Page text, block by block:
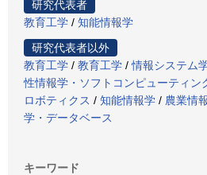
研究代表者
教育工学 / 知能情報学
研究代表者以外
教育工学 / 教育工学 /情報システム
性情報学・ソフトコンピューティン
ロボティクス / 知能情報学 / 農業情
学・データベース
キーワード